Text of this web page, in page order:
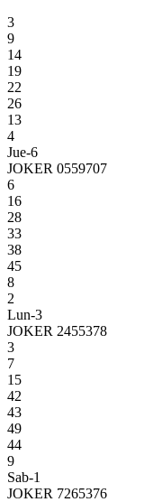
3
9
14
19
22
26
13
4
Jue-6
JOKER 0559707
6
16
28
33
38
45
8
2
Lun-3
JOKER 2455378
3
7
15
42
43
49
44
9
Sab-1
JOKER 7265376